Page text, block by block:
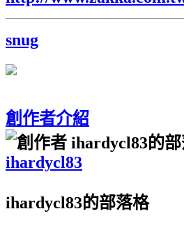
snug
創作者介紹
ihardycl83
ihardycl83的部落格